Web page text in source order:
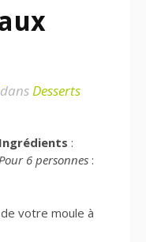
Desserts
Ingrédients :
6 personnes:
votre moule à